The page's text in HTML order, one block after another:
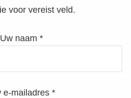
voor vereist veld.
Uw naam *
e-mailadres *